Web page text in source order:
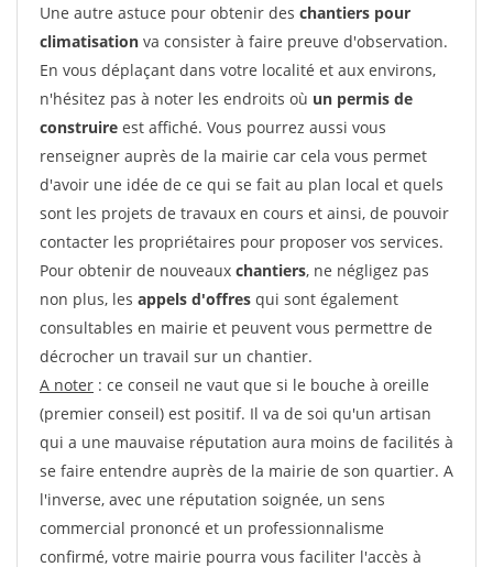
Une autre astuce pour obtenir des chantiers pour
climatisation va consister à faire preuve d'observation.
En vous déplaçant dans votre localité et aux environs,
n'hésitez pas à noter les endroits où un permis de
construire est affiché. Vous pourrez aussi vous
renseigner auprès de la mairie car cela vous permet
d'avoir une idée de ce qui se fait au plan local et quels
sont les projets de travaux en cours et ainsi, de pouvoir
contacter les propriétaires pour proposer vos services.
Pour obtenir de nouveaux chantiers, ne négligez pas
non plus, les appels d'offres qui sont également
consultables en mairie et peuvent vous permettre de
décrocher un travail sur un chantier.
A noter : ce conseil ne vaut que si le bouche à oreille
(premier conseil) est positif. Il va de soi qu'un artisan
qui a une mauvaise réputation aura moins de facilités à
se faire entendre auprès de la mairie de son quartier. A
l'inverse, avec une réputation soignée, un sens
commercial prononcé et un professionnalisme
confirmé, votre mairie pourra vous faciliter l'accès à